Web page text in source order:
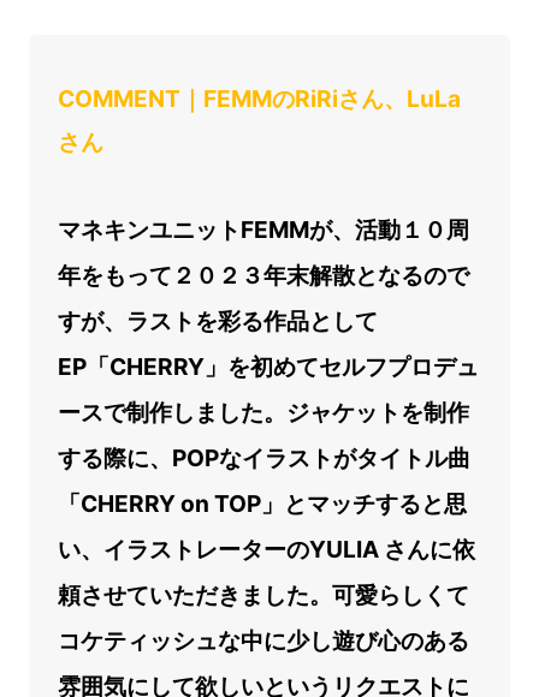
COMMENT｜FEMMのRiRiさん、LuLa
さん
マネキンユニットFEMMが、活動１０周
年をもって２０２３年末解散となるので
すが、ラストを彩る作品として
EP「CHERRY」を初めてセルフプロデュ
ースで制作しました。ジャケットを制作
する際に、POPなイラストがタイトル曲
「CHERRY on TOP」とマッチすると思
い、イラストレーターのYULIA さんに依
頼させていただきました。可愛らしくて
コケティッシュな中に少し遊び心のある
雰囲気にして欲しいというリクエストに